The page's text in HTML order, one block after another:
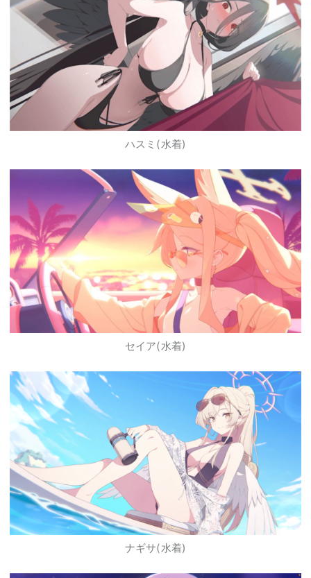
ハスミ(水着)
セイア(水着)
ナギサ(水着)